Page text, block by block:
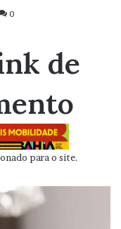
0
de
para o site.